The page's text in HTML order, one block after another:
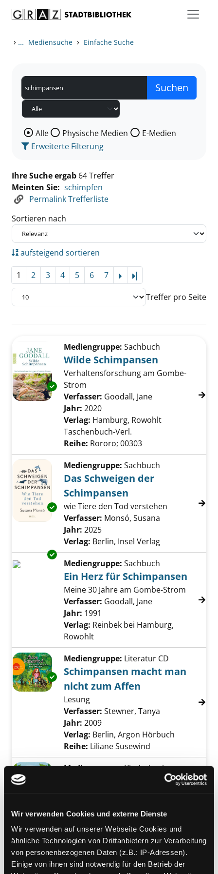
Wir verwenden Cookies und externe Dienste
Wir verwenden auf unserer Webseite Cookies und
ähnliche Technologien von Drittanbietern zur Verarbeitung
von personenbezogenen Daten (z.B.: IP-Adressen).
Einige von ihnen sind notwendig für den Betrieb der
› ... Mediensuche › Einfache Suche
Wählen Sie die Medienart nach der Sie suchen wollen.
Alle Physische Medien
E-Medien
Erweiterte Filterung
Ihre Suche ergab 64 Treffer
Meinten Sie: schimpfen
Permalink Trefferliste
Sortieren nach
aufsteigend sortieren
1 2 3 4 5 6 7
Treffer pro Seite
Zu den Suchfiltern springen
Exemplar-Details von Wilde Schimpansen
Mediengruppe: Sachbuch
Wilde Schimpansen
Verhaltensforschung am Gombe-
Strom
Verfasser: Goodall, Jane Suche nach
Jahr: 2020
Verlag: Hamburg, Rowohlt
Taschenbuch-Verl.
Reihe: Rororo; 00303
Exemplar-Details von Das Schweigen der
Mediengruppe: Sachbuch
Das Schweigen der
Schimpansen
wie Tiere den Tod verstehen
Verfasser: Monsó, Susana
Jahr: 2025
Verlag: Berlin, Insel Verlag
Exemplar-Details von Ein Herz für
Mediengruppe: Sachbuch
Ein Herz für Schimpansen
Meine 30 Jahre am Gombe-Strom
Verfasser: Goodall, Jane Suche nach
Jahr: 1991
Verlag: Reinbek bei Hamburg,
Rowohlt
Exemplar-Details von Schimpansen macht
Mediengruppe: Literatur CD
Schimpansen macht man
nicht zum Affen
Lesung
Verfasser: Stewner, Tanya
Jahr: 2009
Verlag: Berlin, Argon Hörbuch
Reihe: Liliane Susewind
Mediengruppe:Kinderbuch
Schimpansen macht man
Verfasser: Stewner, Tanya Suche nach
Verlag:Frankfurt/Main, Fischer
Taschenbuch
Reihe:Liliane Susewind